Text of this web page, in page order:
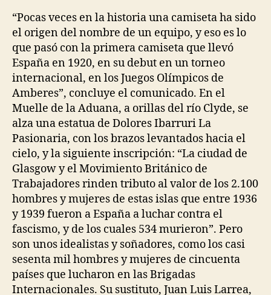
“Pocas veces en la historia una camiseta ha sido
el origen del nombre de un equipo, y eso es lo
que pasó con la primera camiseta que llevó
España en 1920, en su debut en un torneo
internacional, en los Juegos Olímpicos de
Amberes”, concluye el comunicado. En el
Muelle de la Aduana, a orillas del río Clyde, se
alza una estatua de Dolores Ibarruri La
Pasionaria, con los brazos levantados hacia el
cielo, y la siguiente inscripción: “La ciudad de
Glasgow y el Movimiento Británico de
Trabajadores rinden tributo al valor de los 2.100
hombres y mujeres de estas islas que entre 1936
y 1939 fueron a España a luchar contra el
fascismo, y de los cuales 534 murieron”. Pero
son unos idealistas y soñadores, como los casi
sesenta mil hombres y mujeres de cincuenta
países que lucharon en las Brigadas
Internacionales. Su sustituto, Juan Luis Larrea,